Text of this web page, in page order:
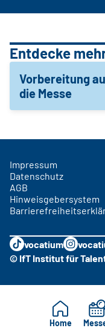
Entdecke
Vorbereitung
die Messe
Home
Impressum
Datenschutz
AGB
Hinweisgebersystem
vocatium
© IfT Institut für